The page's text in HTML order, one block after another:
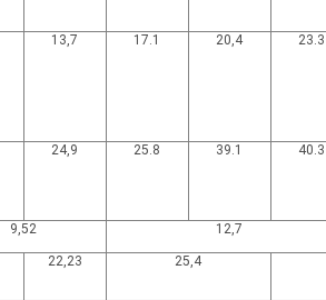
13,7 17.1 20,4 23.3
24,9 25.8 39.1 40.3
9,52 12,7
22,23 25,4